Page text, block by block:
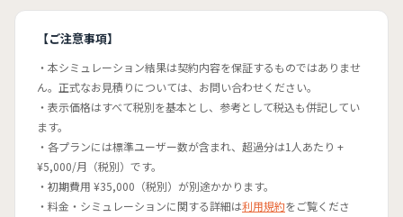
【ご注意事項】
本シミュレーション結果は契約内容を保証するものではありませ
ん。正式なお見積りについては、お問い合わせください。
表示価格はすべて税別を基本とし、参考として税込も併記してい
ます。
各プランには標準ユーザー数が含まれ、超過分は1人あたり +
¥5,000/月（税別）です。
初期費用 ¥35,000（税別）が別途かかります。
料金・シミュレーションに関する詳細は利用規約をご覧くださ